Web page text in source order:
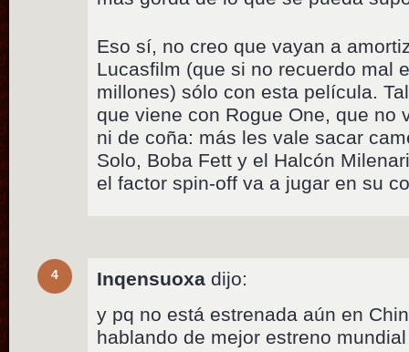
Eso sí, no creo que vayan a
Lucasfilm (que si no recuerdo mal
millones) sólo con esta película.
que viene con Rogue One, que no
ni de coña: más les vale sacar
Solo, Boba Fett y el Halcón
el factor spin-off va a jugar en su
4 Inqensuoxa dijo:
y pq no está estrenada aún en
hablando de mejor estreno mundial